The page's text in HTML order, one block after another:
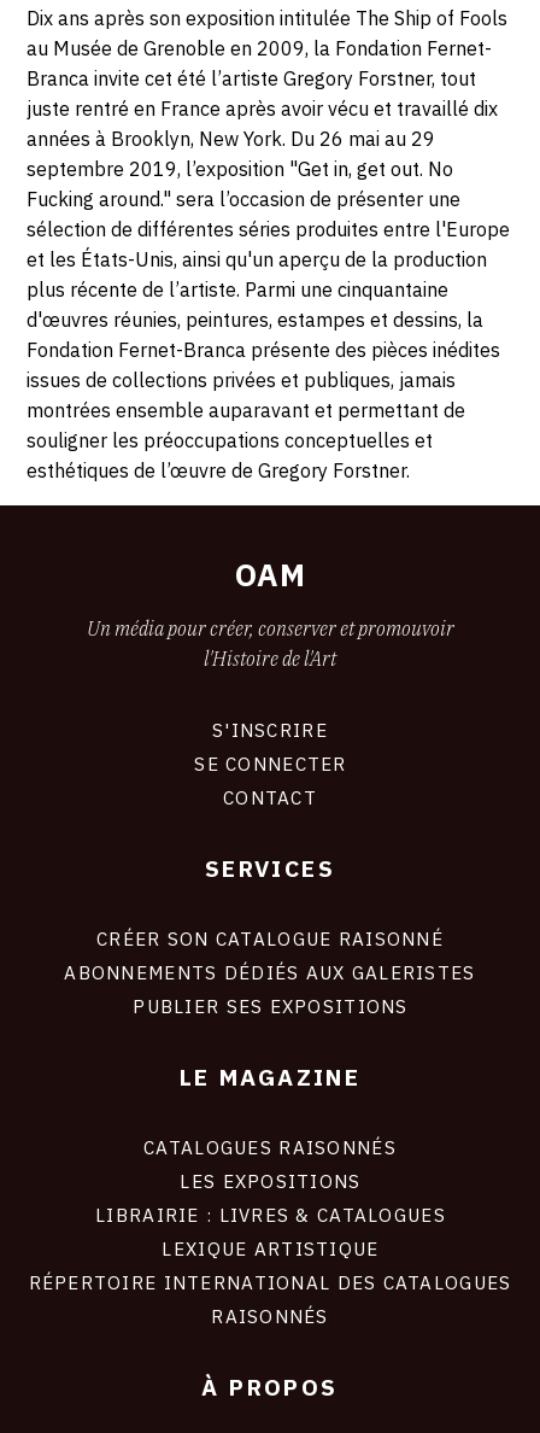
2019
-
DIMANCHE
29
SEPTEMBRE
2019
Ballon,
68300
Saint-
Louis
Description,
horaires...
Dix ans après son exposition intitulée The Ship of Fools
au Musée de Grenoble en 2009, la Fondation Fernet-
Branca invite cet été l’artiste Gregory Forstner, tout
juste rentré en France après avoir vécu et travaillé dix
années à Brooklyn, New York. Du 26 mai au 29
septembre 2019, l’exposition "Get in, get out. No
Fucking around." sera l’occasion de présenter une
sélection de différentes séries produites entre l'Europe
et les États-Unis, ainsi qu'un aperçu de la production
plus récente de l’artiste. Parmi une cinquantaine
d'œuvres réunies, peintures, estampes et dessins, la
Fondation Fernet-Branca présente des pièces inédites
issues de collections privées et publiques, jamais
montrées ensemble auparavant et permettant de
souligner les préoccupations conceptuelles et
esthétiques de l’œuvre de Gregory Forstner.
OAM
Un média pour créer, conserver et promouvoir
l'Histoire de l'Art
S'INSCRIRE
SE CONNECTER
CONTACT
SERVICES
CRÉER SON CATALOGUE RAISONNÉ
ABONNEMENTS DÉDIÉS AUX GALERISTES
PUBLIER SES EXPOSITIONS
LE MAGAZINE
CATALOGUES RAISONNÉS
LES EXPOSITIONS
LIBRAIRIE : LIVRES & CATALOGUES
LEXIQUE ARTISTIQUE
RÉPERTOIRE INTERNATIONAL DES CATALOGUES
RAISONNÉS
À PROPOS